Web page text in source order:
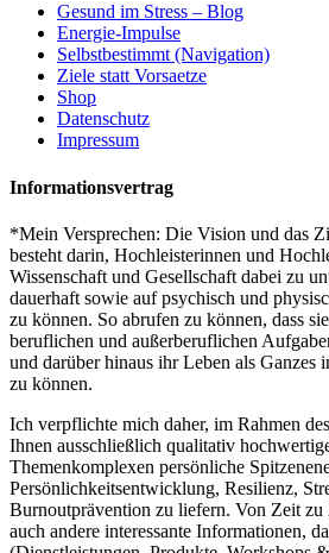
Gesund im Stress – Blog
Energie-Impulse
Selbstbestimmt (Navigation)
Ziele statt Vorsaetze
Shop
Datenschutz
Impressum
Informationsvertrag
*Mein Versprechen: Die Vision und das
besteht darin, Hochleisterinnen und
Wissenschaft und Gesellschaft dabei zu
dauerhaft sowie auf psychisch und
zu können. So abrufen zu können, dass
beruflichen und außerberuflichen
und darüber hinaus ihr Leben als Ganzes
zu können.
Ich verpflichte mich daher, im Rahmen
Ihnen ausschließlich qualitativ
Themenkomplexen persönliche
Persönlichkeitsentwicklung, Resilienz,
Burnoutprävention zu liefern. Von Zeit
auch andere interessante Informationen,